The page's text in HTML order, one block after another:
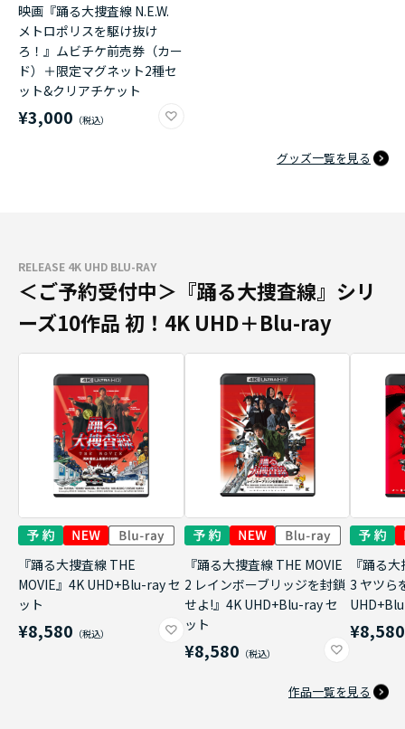
映画『踊る大捜査線 N.E.W.
メトロポリスを駆け抜け
ろ！』ムビチケ前売券（カー
ド）＋限定マグネット2種セ
ット&クリアチケット
¥3,000
グッズ一覧を見る
RELEASE 4K UHD BLU-RAY
＜ご予約受付中＞『踊る大捜査線』シリ
ーズ10作品 初！4K UHD＋Blu-ray
『踊る大捜査線 THE
MOVIE』4K UHD+Blu-ray セ
ット
¥8,580
『踊る大捜査線 THE MOVIE
2 レインボーブリッジを封鎖
せよ!』4K UHD+Blu-ray セ
ット
¥8,580
『踊る
3 ヤツら
¥8,580
作品一覧を見る